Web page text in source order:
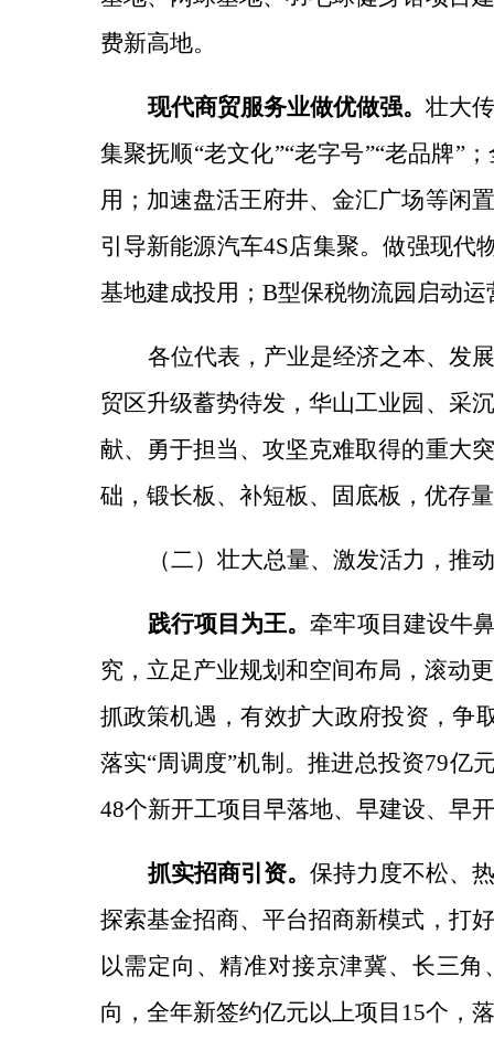
费新高地。
现代商贸服务业做优做强。壮大
集聚抚顺“老文化”“老字号”“老品牌”
用；加速盘活王府井、金汇广场等闲
引导新能源汽车4S店集聚。做强现代
基地建成投用；B型保税物流园启动运
各位代表，产业是经济之本、发
贸区升级蓄势待发，华山工业园、采
献、勇于担当、攻坚克难取得的重大
础，锻长板、补短板、固底板，优存
（二）壮大总量、激发活力，推
践行项目为王。牵牢项目建设牛
究，立足产业规划和空间布局，滚动
抓政策机遇，有效扩大政府投资，争
落实“周调度”机制。推进总投资79亿
48个新开工项目早落地、早建设、早
抓实招商引资。 保持力度不松、
探索基金招商、平台招商新模式，打
以需定向、精准对接京津冀、长三角
向， 全年新签约亿元以上项目 15个，